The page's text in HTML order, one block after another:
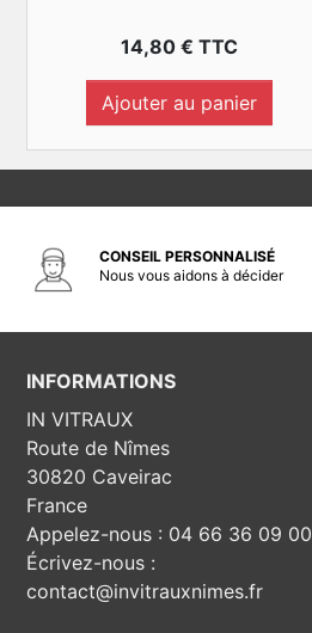
Prix
14,80 € TTC
Ajouter au panier
CONSEIL PERSONNALISÉ
Nous vous aidons à décider
INFORMATIONS
IN VITRAUX
Route de Nîmes
30820 Caveirac
France
Appelez-nous : 04 66 36 09 00
Écrivez-nous :
contact@invitrauxnimes.fr